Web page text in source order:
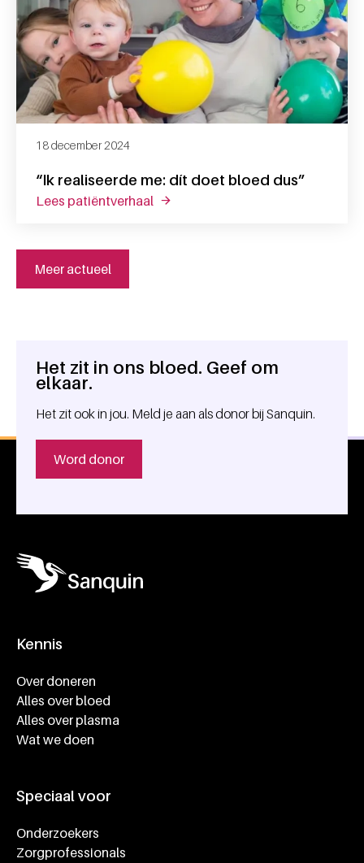
“Ik realiseerde me: dít doet bloed dus”
18 december 2024
lees patiëntverhaal over “ik realiseerde me: dít doet
Meer actueel
Algemene informatie
Het zit in ons bloed. Geef om
elkaar.
Het zit ook in jou. Meld je aan als donor bij Sanquin.
Word donor
Kennis
Over doneren
Alles over bloed
Alles over plasma
Wat we doen
Speciaal voor
Onderzoekers
Zorgprofessionals